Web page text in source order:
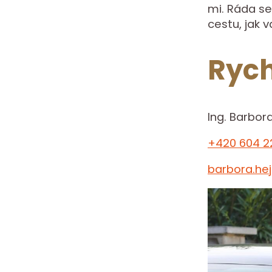
mi. Ráda
cestu, jak
Ing.
+420 604